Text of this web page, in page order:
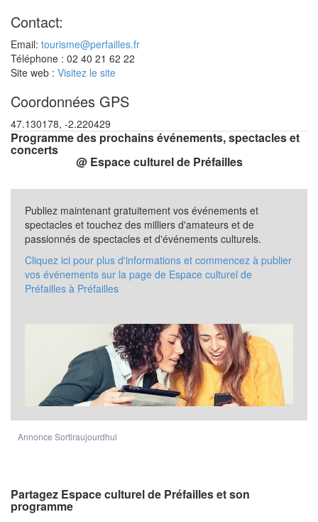
Contact:
Email: tourisme@perfailles.fr
Téléphone : 02 40 21 62 22
Site web : Visitez le site
Coordonnées GPS
47.130178, -2.220429
Programme des prochains événements, spectacles et
concerts
@ Espace culturel de Préfailles
Publiez maintenant gratuitement vos événements et
spectacles et touchez des milliers d'amateurs et de
passionnés de spectacles et d'événements culturels.
Cliquez ici pour plus d'informations et commencez à publier
vos événements sur la page de Espace culturel de
Préfailles à Préfailles
Annonce Sortiraujourdhui
Partagez Espace culturel de Préfailles et son
programme